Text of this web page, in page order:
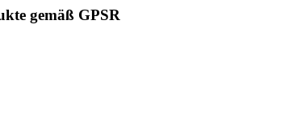
gemäß GPSR